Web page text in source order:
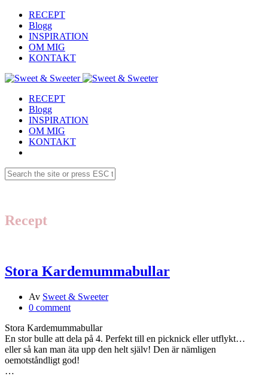
RECEPT
Blogg
INSPIRATION
OM MIG
KONTAKT
RECEPT
Blogg
INSPIRATION
OM MIG
KONTAKT
Recept
Stora Kardemummabullar
Av Sweet & Sweeter
0 comment
Stora Kardemummabullar
En stor bulle att dela på 4. Perfekt till en picknick eller utflykt…
eller så kan man äta upp den helt själv! Den är nämligen
oemotståndligt god!
…